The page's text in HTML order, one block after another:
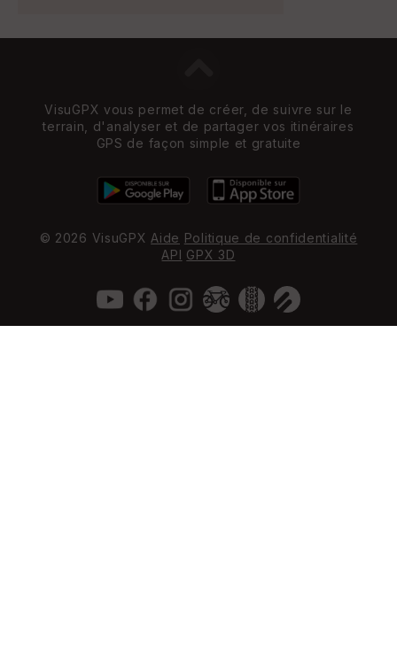
VisuGPX vous permet de créer, de suivre sur le
terrain, d'analyser et de partager vos itinéraires
GPS de façon simple et gratuite
© 2026 VisuGPXAide Politique de confidentialité
API GPX 3D